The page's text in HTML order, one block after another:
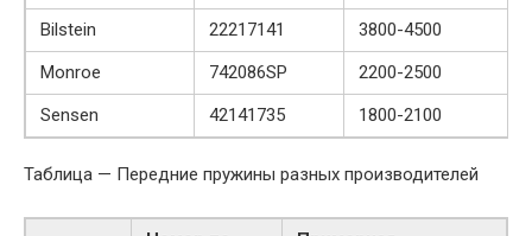
Bilstein
22217141
3800-4500
Monroe
742086SP
2200-2500
Sensen
42141735 1800-2100
Таблица — Передние пружины разных производителей